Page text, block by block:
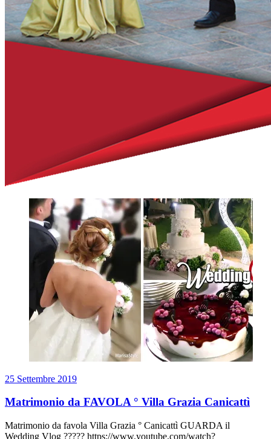
25 Settembre 2019
Matrimonio da FAVOLA ° Villa Grazia Canicattì
Matrimonio da favola Villa Grazia ° Canicattì GUARDA il
Wedding Vlog ????? https://www.youtube.com/watch?